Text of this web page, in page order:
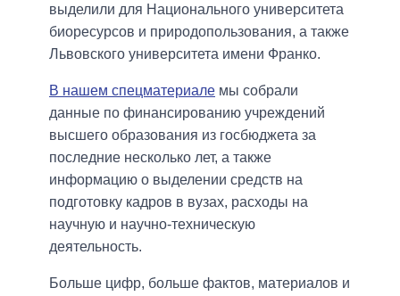
выделили для Национального университета
биоресурсов и природопользования, а также
Львовского университета имени Франко.
В нашем спецматериале мы собрали
данные по финансированию учреждений
высшего образования из госбюджета за
последние несколько лет, а также
информацию о выделении средств на
подготовку кадров в вузах, расходы на
научную и научно-техническую
деятельность.
Больше цифр, больше фактов, материалов и